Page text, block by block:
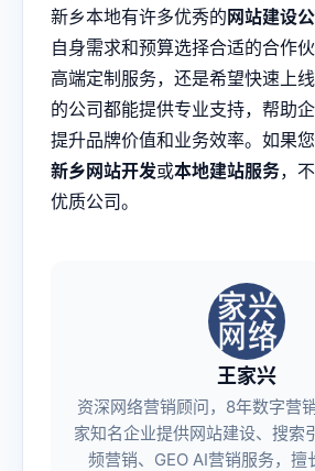
新乡本地有许多优秀的 网站建设
自身需求和预算选择合适的合作
高端定制服务，还是希望快速上
的公司都能提供专业支持，帮助
提升品牌价值和业务效率。如果
新乡网站开发或本地建站服务，
优质公司。
王家兴
资深网络营销顾问，8年数字营
家知名企业提供网站建设、搜索
频营销、GEO AI营销服务，擅